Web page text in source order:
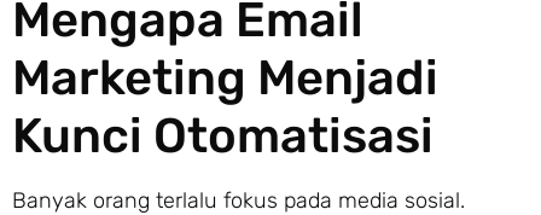
Mengapa Email
Marketing Menjadi
Kunci Otomatisasi
Banyak orang terlalu fokus pada media sosial.